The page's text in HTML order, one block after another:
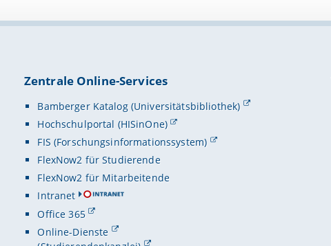
Zentrale Online-Services
Bamberger Katalog (Universitätsbibliothek)
Hochschulportal (HISinOne)
FIS (Forschungsinformationssystem)
FlexNow2 für Studierende
FlexNow2 für Mitarbeitende
Intranet
Office 365
Online-Dienste